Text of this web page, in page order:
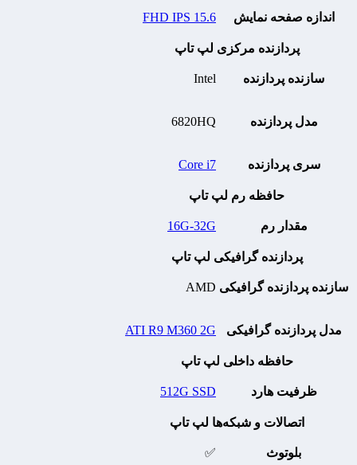
اندازه صفحه نمایش 15.6 FHD IPS
پردازنده مرکزی لپ تاپ
سازنده پردازنده Intel
مدل پردازنده 6820HQ
سری پردازنده Core i7
حافظه رم لپ تاپ
مقدار رم 16G-32G
پردازنده گرافیکی لپ تاپ
سازنده پردازنده گرافیکی AMD
مدل پردازنده گرافیکی ATI R9 M360 2G
حافظه داخلی لپ تاپ
ظرفیت هارد 512G SSD
اتصالات و شبکه‌ها لپ تاپ
بلوتوث ✅